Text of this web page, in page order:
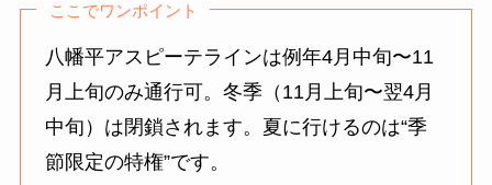
ここでワンポイント
八幡平アスピーテラインは例年4月中旬〜11
月上旬のみ通行可。冬季（11月上旬〜翌4月
中旬）は閉鎖されます。夏に行けるのは“季
節限定の特権”です。